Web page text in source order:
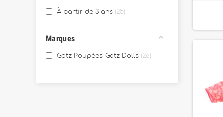
À partir de 3 ans 25
Marques
Gotz Poupées-Gotz Dolls 26